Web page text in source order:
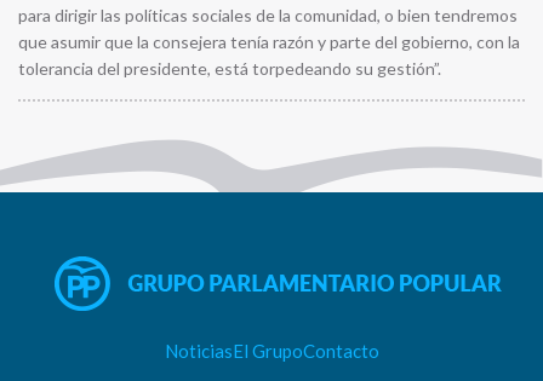
para dirigir las políticas sociales de la comunidad, o bien tendremos
que asumir que la consejera tenía razón y parte del gobierno, con la
tolerancia del presidente, está torpedeando su gestión”.
NoticiasEl GrupoContacto